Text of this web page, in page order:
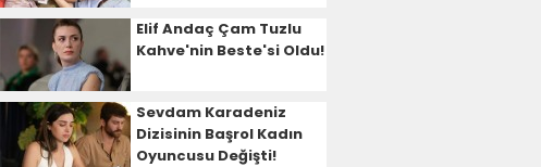
Elif Andaç Çam Tuzlu
Kahve'nin Beste'si Oldu!
Sevdam Karadeniz
Dizisinin Başrol Kadın
Oyuncusu Değişti!